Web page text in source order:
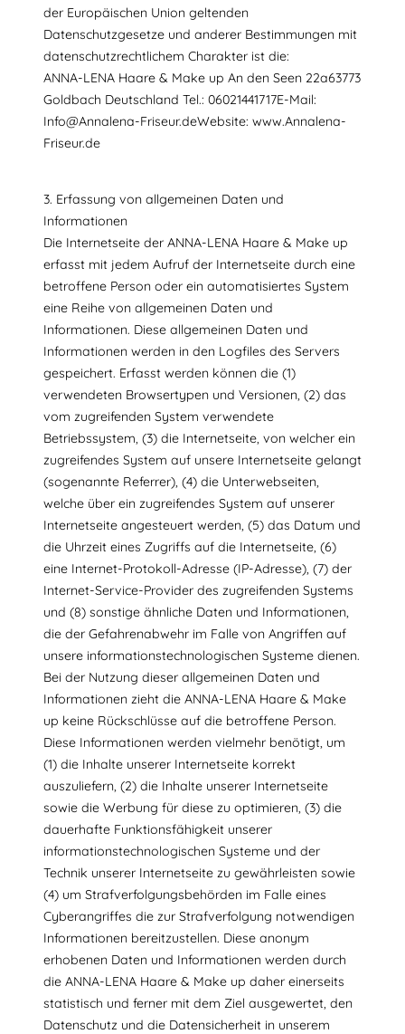
der Europäischen Union geltenden
Datenschutzgesetze und anderer Bestimmungen mit
datenschutzrechtlichem Charakter ist die:
ANNA-LENA Haare & Make up An den Seen 22a63773
Goldbach Deutschland Tel.: 06021441717E-Mail:
Info@Annalena-Friseur.deWebsite: www.Annalena-
Friseur.de
3. Erfassung von allgemeinen Daten und
Informationen
Die Internetseite der ANNA-LENA Haare & Make up
erfasst mit jedem Aufruf der Internetseite durch eine
betroffene Person oder ein automatisiertes System
eine Reihe von allgemeinen Daten und
Informationen. Diese allgemeinen Daten und
Informationen werden in den Logfiles des Servers
gespeichert. Erfasst werden können die (1)
verwendeten Browsertypen und Versionen, (2) das
vom zugreifenden System verwendete
Betriebssystem, (3) die Internetseite, von welcher ein
zugreifendes System auf unsere Internetseite gelangt
(sogenannte Referrer), (4) die Unterwebseiten,
welche über ein zugreifendes System auf unserer
Internetseite angesteuert werden, (5) das Datum und
die Uhrzeit eines Zugriffs auf die Internetseite, (6)
eine Internet-Protokoll-Adresse (IP-Adresse), (7) der
Internet-Service-Provider des zugreifenden Systems
und (8) sonstige ähnliche Daten und Informationen,
die der Gefahrenabwehr im Falle von Angriffen auf
unsere informationstechnologischen Systeme dienen.
Bei der Nutzung dieser allgemeinen Daten und
Informationen zieht die ANNA-LENA Haare & Make
up keine Rückschlüsse auf die betroffene Person.
Diese Informationen werden vielmehr benötigt, um
(1) die Inhalte unserer Internetseite korrekt
auszuliefern, (2) die Inhalte unserer Internetseite
sowie die Werbung für diese zu optimieren, (3) die
dauerhafte Funktionsfähigkeit unserer
informationstechnologischen Systeme und der
Technik unserer Internetseite zu gewährleisten sowie
(4) um Strafverfolgungsbehörden im Falle eines
Cyberangriffes die zur Strafverfolgung notwendigen
Informationen bereitzustellen. Diese anonym
erhobenen Daten und Informationen werden durch
die ANNA-LENA Haare & Make up daher einerseits
statistisch und ferner mit dem Ziel ausgewertet, den
Datenschutz und die Datensicherheit in unserem